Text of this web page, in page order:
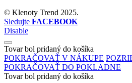
© Klenoty Trend 2025.
Sledujte FACEBOOK
Disable
Tovar bol pridaný do košíka
POKRAČOVAŤ V NÁKUPE
POKRAČOVAŤ DO POKLADNE
Tovar bol pridaný do košíka